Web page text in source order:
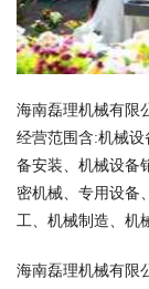
海南磊理机械有限
经营范围含:机械
备安装、机械设备
密机械、专用设备
工、机械制造、机
海南磊理机械有限